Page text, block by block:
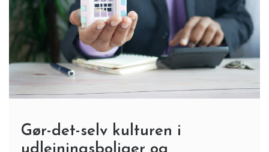
Gør-det-selv kulturen i